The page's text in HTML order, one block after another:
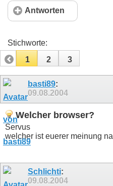
Antworten
Stichworte:
1
2 3
basti89:
09.08.2004
Welcher browser?
Servus
welcher ist euerer meinung
Schlichti:
09.08.2004